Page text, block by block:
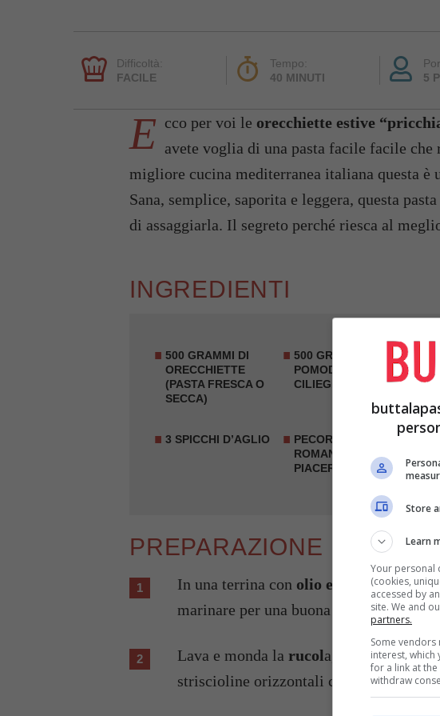
Difficoltà:
FACILE
Tempo:
40 MINUTI
5
E cco per voi le orecchiette estive
avete voglia di una pasta facile facile
migliore cucina mediterranea italiana questa è
Sana, semplice, saporita e leggera, questa
di assaggiarla. Il segreto perché riesca al
INGREDIENTI
500 GRAMMI DI
ORECCHIETTE
(PASTA FRESCA O
SECCA)
500 GRAMMI DI
POMODORI
CILIEGIA
3 SPICCHI D’AGLIO
PECORINO
ROMANO A
PIACERE
PREPARAZIONE
In una terrina con olio e aglio taglia a
marinare per una buona mezz’ora.
Lava e monda la rucola, leva tutti i
striscioline orizzontali che lascerai a
Store
Learn
Your personal
(cookies,
accessed by
site. We and
partners.
Some
interest,
for a link at
withdraw